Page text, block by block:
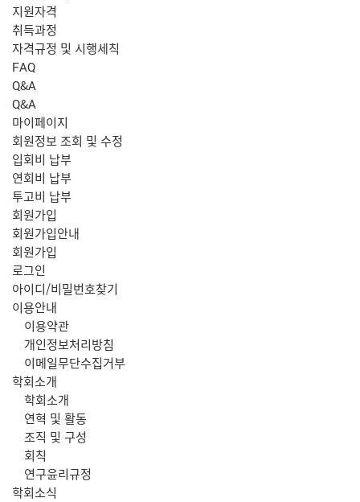
지원자격
취득과정
자격규정 및 시행세칙
FAQ
Q&A
Q&A
마이페이지
회원정보 조회 및 수정
입회비 납부
연회비 납부
투고비 납부
회원가입
회원가입안내
회원가입
로그인
아이디/비밀번호찾기
주
뉴
이용안내
이용약관
개인정보처리방침
이메일무단수집거부
학회소개
학회소개
연혁 및 활동
조직 및 구성
회칙
연구윤리규정
학회소식